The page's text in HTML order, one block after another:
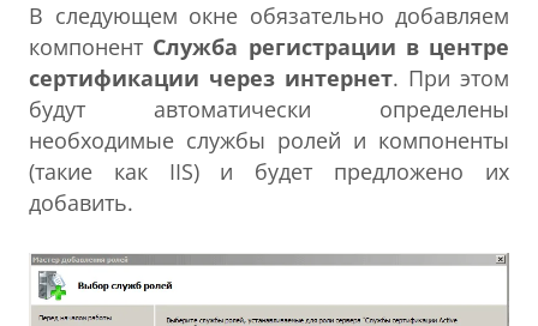
В следующем окне обязательно добавляем
компонент Служба регистрации в центре
сертификации через интернет. При этом
будут автоматически определены
необходимые службы ролей и компоненты
(такие как IIS) и будет предложено их
добавить.